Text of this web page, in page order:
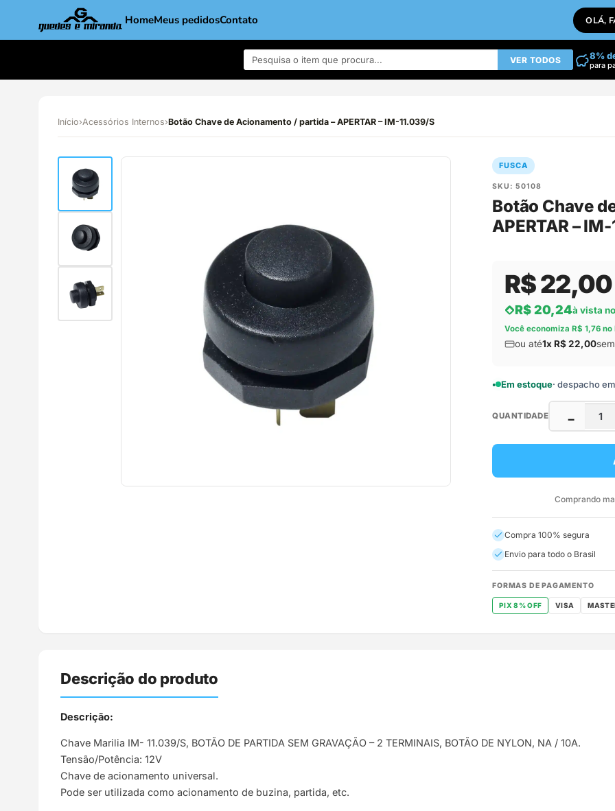
HomeMeus pedidosContato OLÁ,
VER TODOS 8%
para
Início›Acessórios Internos›Botão Chave de Acionamento / partida – APERTAR – IM-11.039/S
FUSCA
SKU: 50108
Botão Chave
APERTAR –
R$ 22,00
R$ 20,24à vista
Você economiza R$ 1,76 no
ou até1x R$ 22,00
Em estoque· despacho
QUANTIDADE −
Comprando
Compra 100% segura
Envio para todo o Brasil
FORMAS DE PAGAMENTO
PIX 8% OFF VISA
Descrição do produto
Descrição:
Chave Marilia IM- 11.039/S, BOTÃO DE PARTIDA SEM GRAVAÇÃO – 2 TERMINAIS, BOTÃO DE NYLON, NA / 10A.
Tensão/Potência: 12V
Chave de acionamento universal.
Pode ser utilizada como acionamento de buzina, partida, etc.